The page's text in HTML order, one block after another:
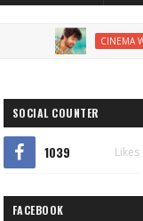
CINEMA WORLD
SOCIAL COUNTER
1039 Likes
FACEBOOK